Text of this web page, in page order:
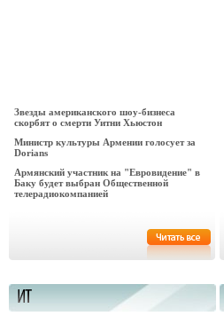
Звезды американского шоу-бизнеса
скорбят о смерти Уитни Хьюстон
Министр культуры Армении голосует за
Dorians
Армянский участник на "Евровидение" в
Баку будет выбран Общественной
телерадиокомпанией